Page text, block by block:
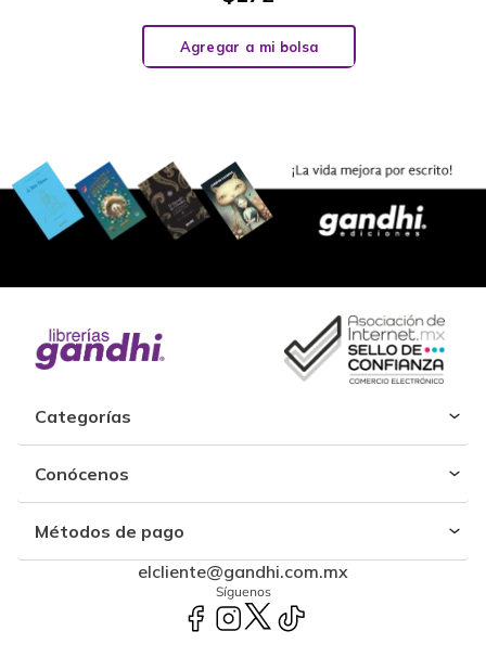
Agregar a mi bolsa
Categorías
Conócenos
Métodos de pago
elcliente@gandhi.com.mx
Síguenos